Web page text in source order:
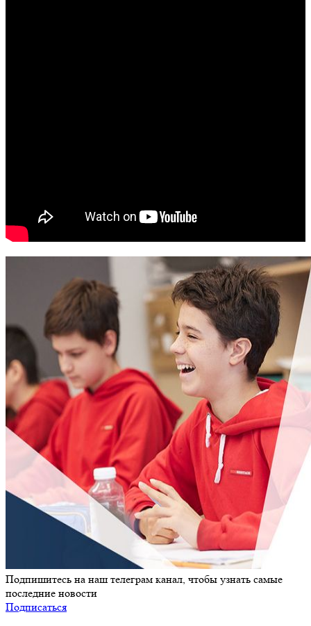
Подпишитесь на наш телеграм канал, чтобы узнать самые
последние новости
Подписаться